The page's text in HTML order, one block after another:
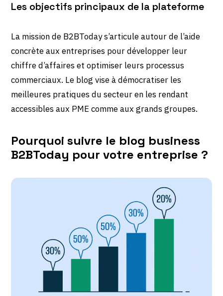
Les objectifs principaux de la plateforme
La mission de B2BToday s’articule autour de l’aide
concrète aux entreprises pour développer leur
chiffre d’affaires et optimiser leurs processus
commerciaux. Le blog vise à démocratiser les
meilleures pratiques du secteur en les rendant
accessibles aux PME comme aux grands groupes.
Pourquoi suivre le blog business
B2BToday pour votre entreprise ?